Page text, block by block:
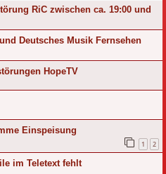
RiC zwischen ca. 19:00 und
Deutsches Musik Fernsehen
HopeTV
Einspeisung
1 2
im Teletext fehlt